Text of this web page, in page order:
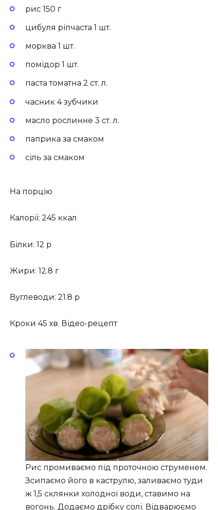
рис 150 г
цибуля ріпчаста 1 шт.
морква 1 шт.
помідор 1 шт.
паста томатна 2 ст. л.
часник 4 зубчики
масло рослинне 3 ст. л.
паприка за смаком
сіль за смаком
На порцію
Калорії: 245 ккал
Білки: 12 р
Жири: 12.8 г
Вуглеводи: 21.8 р
Кроки 45 хв. Відео-рецепт
Рис промиваємо під проточною струменем.
Зсипаємо його в каструлю, заливаємо туди
ж 1,5 склянки холодної води, ставимо на
вогонь. Додаємо дрібку солі. Відварюємо